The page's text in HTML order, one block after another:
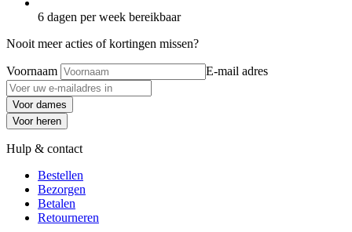
6 dagen per week bereikbaar
Nooit meer acties of kortingen missen?
Voornaam E-mail adres
Voor dames
Voor heren
Hulp & contact
Bestellen
Bezorgen
Betalen
Retourneren